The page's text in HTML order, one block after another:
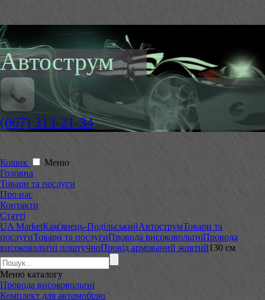
Автострум
(067) 313-21-34
Кошик
Меню
Головна
Товари та послуги
Про нас
Контакти
Статті
UA MarketКам'янець-ПодільськийАвтострумТовари та
послугиТовари та послугиПровода високовольтніПровода
високовольтні поштучноПровід армований жовтий130 см
Меню каталогу
Провода високовольтні
Комплект для автомобілю